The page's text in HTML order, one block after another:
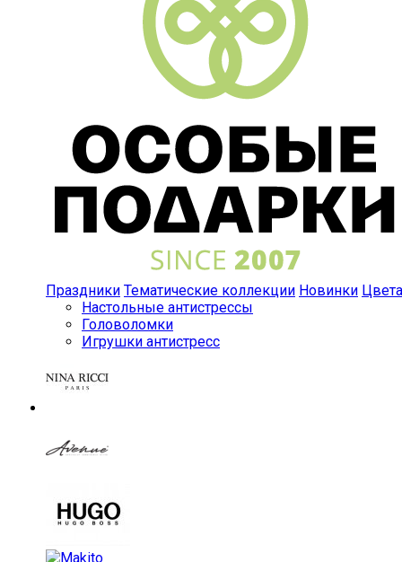
Праздники Тематические коллекции Новинки Цвета
Настольные антистрессы
Головоломки
Игрушки антистресс